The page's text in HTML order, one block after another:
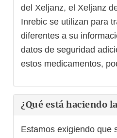
del Xeljanz, el Xeljanz
Inrebic se utilizan para
diferentes a su
datos de seguridad
estos medicamentos,
¿Qué está haciendo
Estamos exigiendo que